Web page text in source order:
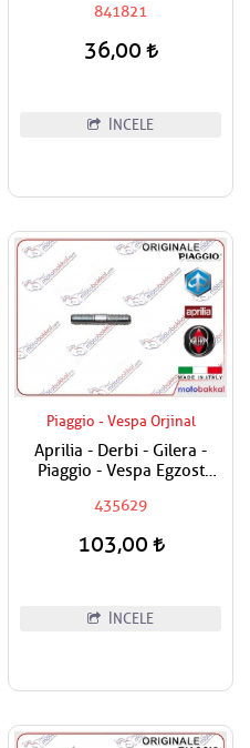
841821
36,00
İNCELE
Piaggio - Vespa Orjinal
Aprilia - Derbi - Gilera -
Piaggio - Vespa Egzost
Fiyatıdır
435629
103,00
İNCELE